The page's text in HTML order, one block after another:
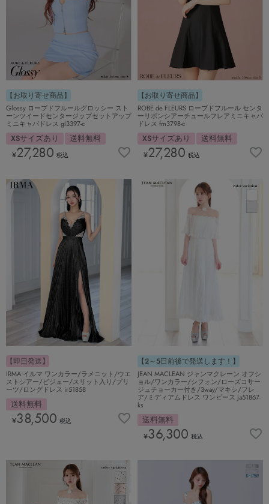
【お取り寄せ商品】
Glossy ローブドフルールグロッシー スト
ーンツイードセンタージップセットアップ
ミニキャバドレス gl3397-c
XSサイズあり 送料無料
¥27,280 税込
【お取り寄せ商品】
ROBE de FLEURS ローブドフルール センタ
ーリボンシアーチュールフレアミニキャバ
ドレス fm3798-c
XSサイズあり 送料無料
¥27,280 税込
【即日発送】
IRMA イルマ ワンカラー/ラメニット/ウエ
ストシアー/ビジュー/スリット入り/プリ
ーツ/ロングドレス ir51858
送料無料
¥38,500 税込
【2～5日前後で発送します！】
JEAN MACLEAN ジャンマクレーン オフシ
ョル/ワンカラー/シフォン/ローズコサー
ジュチョーカー付き/3way/マキシ/フレ
ア/ミディアムドレス ワンピース ja51867-
ks
送料無料
¥36,300 税込